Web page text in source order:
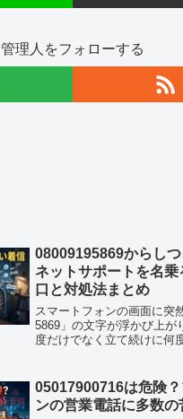
管理人をフォローする
08009195869からしつ
ネットサポートを名乗
口と対処法まとめ
スマートフォンの画面に突
5869」の文字が浮かび上が
度だけでなく立て続けに何
実際にネット上の口コミを
と、この番号は...
05017900716は危険
ンの営業電話に多数の